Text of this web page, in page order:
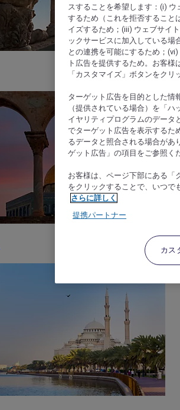
スすることを希望します：(i)
するため（これを拒否すること
イズするため；(iii) ウェブサイ
ックサービスに加入している場
との連携を可能にするため；
ト広告を提供するため。お客
「カスタマイズ」ボタンをク
ターゲット広告を目的とした情
（提供されている場合）を「
イヤリティプログラムのデータ
でターゲット広告を表示するた
るデータと照合される場合があ
ゲット広告」の項目をご参照く
お客様は、ページ下部にある「
をクリックすることで、いつで
さらに詳しく
提携パートナー
カス